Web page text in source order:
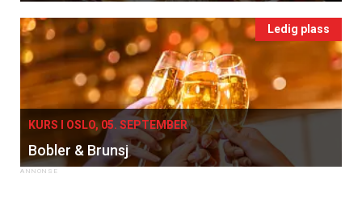
Ledig plass
KURS I OSLO, 05. SEPTEMBER
Bobler & Brunsj